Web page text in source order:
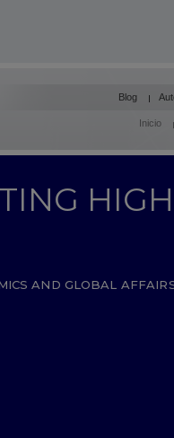
Blog
Inicio
AND GLOBAL